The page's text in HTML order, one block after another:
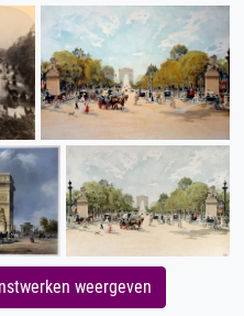
weergeven